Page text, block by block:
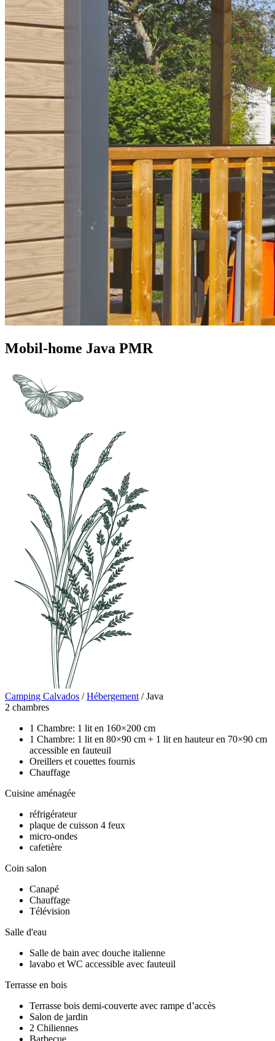
Mobil-home Java PMR
Camping Calvados /Hébergement /Java
2 chambres
1 Chambre: 1 lit en 160×200 cm
1 Chambre: 1 lit en 80×90 cm + 1 lit en hauteur en 70×90 cm
accessible en fauteuil
Oreillers et couettes fournis
Chauffage
Cuisine aménagée
réfrigérateur
plaque de cuisson 4 feux
micro-ondes
cafetière
Coin salon
Canapé
Chauffage
Télévision
Salle d'eau
Salle de bain avec douche italienne
lavabo et WC accessible avec fauteuil
Terrasse en bois
Terrasse bois demi-couverte avec rampe d’accès
Salon de jardin
2 Chiliennes
Barbecue